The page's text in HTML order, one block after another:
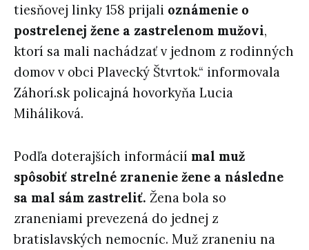
tiesňovej linky 158 prijali oznámenie o
postrelenej žene a zastrelenom mužovi,
ktorí sa mali nachádzať v jednom z rodinných
domov v obci Plavecký Štvrtok.“ informovala
Záhorí.sk policajná hovorkyňa Lucia
Miháliková.
Podľa doterajších informácií mal muž
spôsobiť strelné zranenie žene a následne
sa mal sám zastreliť. Žena bola so
zraneniami prevezená do jednej z
bratislavských nemocníc. Muž zraneniu na